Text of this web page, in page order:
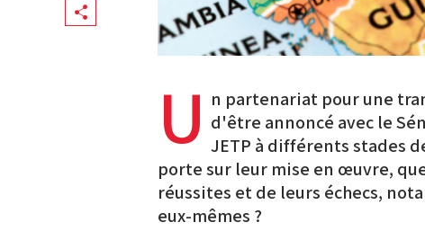
Share
U n partenariat pour une
d'être annoncé avec le
JETP à différents stades
porte sur leur mise en œuvre,
réussites et de leurs échecs,
eux-mêmes ?